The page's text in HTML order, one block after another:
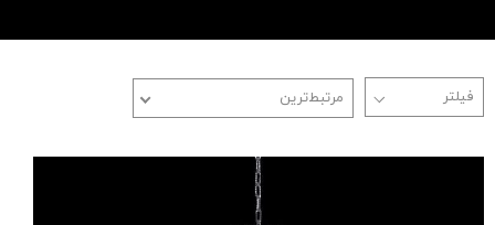
مرتبط‌ترین